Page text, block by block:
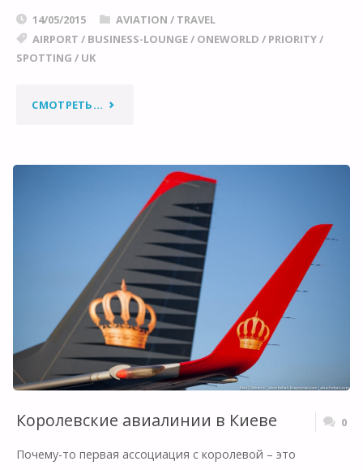
14/05/2015 AVIATION / TRAVEL
AIRPORT / BUSINESS-LOUNGE/ ONEWORLD / PRIORITY/
SPOTTING / UK
СМОТРЕТЬ... "ЧЕМ
ЗАНИМАЕТЕСЬ
АЭРОПОРТУ?"
Королевские авиалинии в Киеве 0
Почему-то первая ассоциация с королевой – это